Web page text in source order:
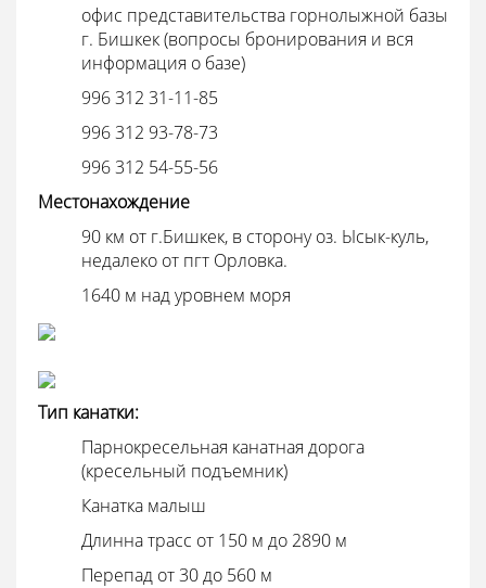
офис представительства горнолыжной базы
г. Бишкек (вопросы бронирования и вся
информация о базе)
996 312 31-11-85
996 312 93-78-73
996 312 54-55-56
Местонахождение
90 км от г.Бишкек, в сторону оз. Ысык-куль,
недалеко от пгт Орловка.
1640 м над уровнем моря
Тип канатки:
Парнокресельная канатная дорога
(кресельный подъемник)
Канатка малыш
Длинна трасс от 150 м до 2890 м
Перепад от 30 до 560 м